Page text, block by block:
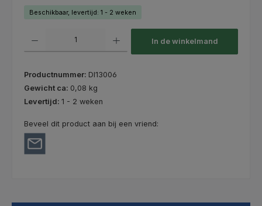
Beschikbaar, levertijd: 1 - 2 weken
In de winkelmand
Productnummer: DI13006
Gewicht ca: 0,08 kg
Levertijd: 1 - 2 weken
Beveel dit product aan bij een vriend: